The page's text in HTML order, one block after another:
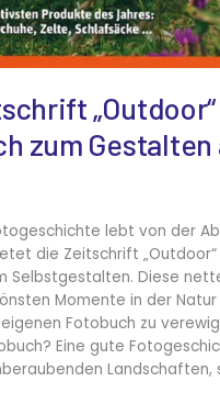
zum Gestalten
lebt von der
die Zeitschrift
Selbstgestalten. Diese
Momente in der
Fotobuch zu
Eine gute
Landschaften,